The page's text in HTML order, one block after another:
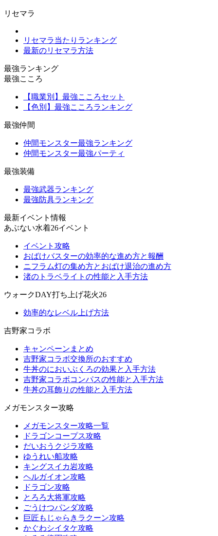
リセマラ
リセマラ当たりランキング
最新のリセマラ方法
最強ランキング
最強こころ
【職業別】最強こころセット
【色別】最強こころランキング
最強仲間
仲間モンスター最強ランキング
仲間モンスター最強パーティ
最強装備
最強武器ランキング
最強防具ランキング
最新イベント情報
あぶない水着26イベント
イベント攻略
おばけバスターの効率的な進め方と報酬
ニフラム灯の集め方とおばけ退治の進め方
渚のトラベライトの性能と入手方法
ウォークDAY打ち上げ花火26
効率的なレベル上げ方法
吉野家コラボ
キャンペーンまとめ
吉野家コラボ交換所のおすすめ
牛丼のにおいぶくろの効果と入手方法
吉野家コラボコンパスの性能と入手方法
牛丼の耳飾りの性能と入手方法
メガモンスター攻略
メガモンスター攻略一覧
ドラゴンコープス攻略
だいおうクジラ攻略
ゆうれい船攻略
キングスイカ岩攻略
ヘルガイオン攻略
ドラゴン攻略
とろろ大将軍攻略
ごうけつパンダ攻略
巨匠もじゃらきラクーン攻略
かぐわシイタケ攻略